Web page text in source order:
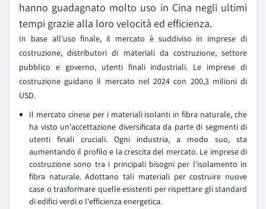
hanno guadagnato molto uso in Cina negli ultimi
tempi grazie alla loro velocità ed efficienza.
In base all'uso finale, il mercato è suddiviso in imprese di
costruzione, distributori di materiali da costruzione, settore
pubblico e governo, utenti finali industriali. Le imprese di
costruzione guidano il mercato nel 2024 con 200,3 milioni di
USD.
Il mercato cinese per i materiali isolanti in fibra naturale, che
ha visto un'accettazione diversificata da parte di segmenti di
utenti finali cruciali. Ogni industria, a modo suo, sta
aumentando il profilo e la crescita del mercato. Le imprese di
costruzione sono tra i principali bisogni per l'isolamento in
fibra naturale. Adottano tali materiali per costruire nuove
case o trasformare quelle esistenti per rispettare gli standard
di edifici verdi o l'efficienza energetica.